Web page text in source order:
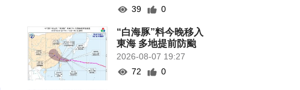
39
0
“白海豚”料今晚移入
東海 多地提前防颱
2026-08-07 19:27
72
0